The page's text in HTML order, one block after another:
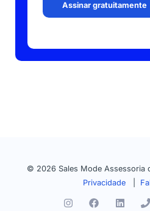
Assinar gratuitamente
© 2026 Sales Mode Assessoria
Privacidade